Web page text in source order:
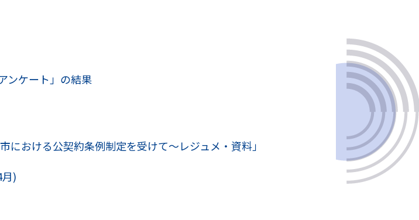
ンケート」の結果
おける公契約条例制定を受けて～レジュメ・資料」
)